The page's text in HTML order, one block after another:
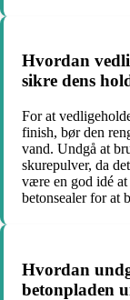
Hvordan
sikre dens
For at
finish, bør den
vand. Undgå at
skurepulver, da
være en god idé at
betonsealer for at
Hvordan
betonpladen